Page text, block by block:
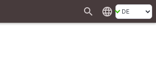
search language